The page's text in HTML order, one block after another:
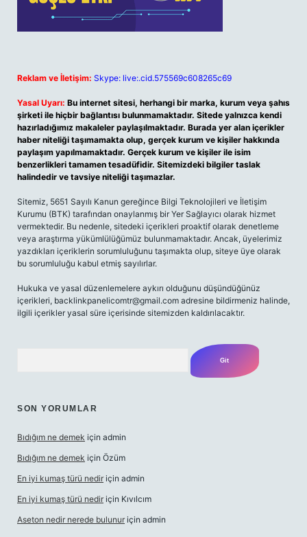
Reklam ve İletişim: Skype: live:.cid.575569c608265c69
Yasal Uyarı: Bu internet sitesi, herhangi bir marka, kurum veya şahıs
şirketi ile hiçbir bağlantısı bulunmamaktadır. Sitede yalnızca kendi
hazırladığımız makaleler paylaşılmaktadır. Burada yer alan içerikler
haber niteliği taşımamakta olup, gerçek kurum ve kişiler hakkında
paylaşım yapılmamaktadır. Gerçek kurum ve kişiler ile isim
benzerlikleri tamamen tesadüfidir. Sitemizdeki bilgiler taslak
halindedir ve tavsiye niteliği taşımazlar.
Sitemiz, 5651 Sayılı Kanun gereğince Bilgi Teknolojileri ve İletişim
Kurumu (BTK) tarafından onaylanmış bir Yer Sağlayıcı olarak hizmet
vermektedir. Bu nedenle, sitedeki içerikleri proaktif olarak denetleme
veya araştırma yükümlülüğümüz bulunmamaktadır. Ancak, üyelerimiz
yazdıkları içeriklerin sorumluluğunu taşımakta olup, siteye üye olarak
bu sorumluluğu kabul etmiş sayılırlar.
Hukuka ve yasal düzenlemelere aykırı olduğunu düşündüğünüz
içerikleri, backlinkpanelicomtr@gmail.com adresine bildirmeniz halinde,
ilgili içerikler yasal süre içerisinde sitemizden kaldırılacaktır.
SON YORUMLAR
Bıdığım ne demek için admin
Bıdığım ne demek için Özüm
En iyi kumaş türü nedir için admin
En iyi kumaş türü nedir için Kıvılcım
Aseton nedir nerede bulunur için admin